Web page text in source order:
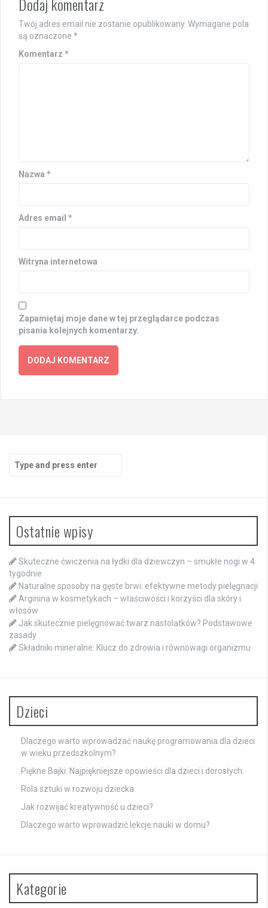
Dodaj komentarz
Twój adres email nie zostanie opublikowany. Wymagane pola
są oznaczone *
Komentarz *
Nazwa *
Adres email *
Witryna internetowa
Zapamiętaj moje dane w tej przeglądarce podczas
pisania kolejnych komentarzy.
Search
for:
Ostatnie wpisy
Skuteczne ćwiczenia na łydki dla dziewczyn – smukłe nogi w 4
tygodnie
Naturalne sposoby na gęste brwi: efektywne metody pielęgnacji
Arginina w kosmetykach – właściwości i korzyści dla skóry i
włosów
Jak skutecznie pielęgnować twarz nastolatków? Podstawowe
zasady
Składniki mineralne: Klucz do zdrowia i równowagi organizmu
Dzieci
Dlaczego warto wprowadzać naukę programowania dla dzieci
w wieku przedszkolnym?
Piękne Bajki: Najpiękniejsze opowieści dla dzieci i dorosłych.
Rola sztuki w rozwoju dziecka
Jak rozwijać kreatywność u dzieci?
Dlaczego warto wprowadzić lekcje nauki w domu?
Kategorie